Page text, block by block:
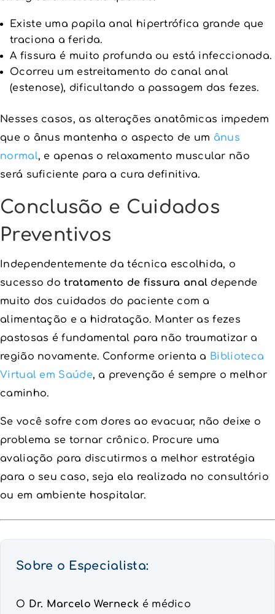
Existe uma papila anal hipertrófica grande que
traciona a ferida.
A fissura é muito profunda ou está infeccionada.
Ocorreu um estreitamento do canal anal
(estenose), dificultando a passagem das fezes.
Nesses casos, as alterações anatômicas impedem
que o ânus mantenha o aspecto de um ânus
normal, e apenas o relaxamento muscular não
será suficiente para a cura definitiva.
Conclusão e Cuidados
Preventivos
Independentemente da técnica escolhida, o
sucesso dotratamento de fissura anal depende
muito dos cuidados do paciente com a
alimentação e a hidratação. Manter as fezes
pastosas é fundamental para não traumatizar a
região novamente. Conforme orienta a Biblioteca
Virtual em Saúde, a prevenção é sempre o melhor
caminho.
Se você sofre com dores ao evacuar, não deixe o
problema se tornar crônico. Procure uma
avaliação para discutirmos a melhor estratégia
para o seu caso, seja ela realizada no consultório
ou em ambiente hospitalar.
Sobre o Especialista:
O Dr. Marcelo Werneck é médico